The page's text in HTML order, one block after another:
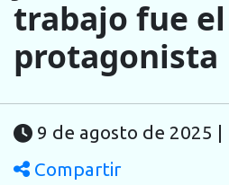
trabajo fue
protagonista
9 de agosto de 2025 |
Compartir